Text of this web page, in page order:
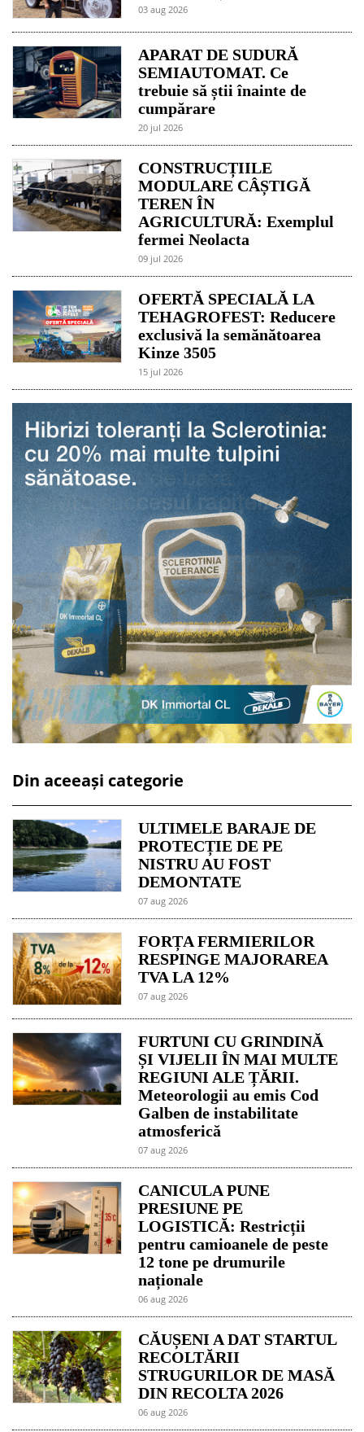
03 aug 2026
APARAT DE SUDURĂ
SEMIAUTOMAT. Ce
trebuie să știi înainte de
cumpărare
20 jul 2026
CONSTRUCȚIILE
MODULARE CÂȘTIGĂ
TEREN ÎN
AGRICULTURĂ: Exemplul
fermei Neolacta
09 jul 2026
OFERTĂ SPECIALĂ LA
TEHAGROFEST: Reducere
exclusivă la semănătoarea
Kinze 3505
15 jul 2026
Din aceeași categorie
ULTIMELE BARAJE DE
PROTECȚIE DE PE
NISTRU AU FOST
DEMONTATE
07 aug 2026
FORȚA FERMIERILOR
RESPINGE MAJORAREA
TVA LA 12%
07 aug 2026
FURTUNI CU GRINDINĂ
ȘI VIJELII ÎN MAI MULTE
REGIUNI ALE ȚĂRII.
Meteorologii au emis Cod
Galben de instabilitate
atmosferică
07 aug 2026
CANICULA PUNE
PRESIUNE PE
LOGISTICĂ: Restricții
pentru camioanele de peste
12 tone pe drumurile
naționale
06 aug 2026
CĂUȘENI A DAT STARTUL
RECOLTĂRII
STRUGURILOR DE MASĂ
DIN RECOLTA 2026
06 aug 2026